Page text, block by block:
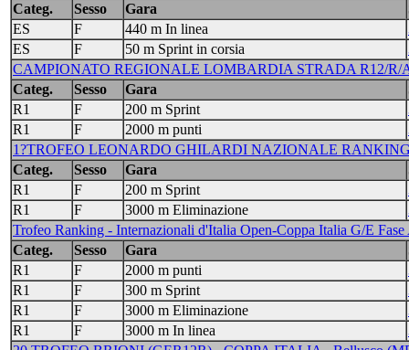
Categ.
Sesso Gara
ES
F 440 m In linea
ES
F 50 m Sprint in corsia
CAMPIONATO REGIONALE LOMBARDIA STRADA R12/R/
Categ.
Sesso Gara
R1
F 200 m Sprint
R1
F 2000 m punti
1?TROFEO LEONARDO GHILARDI NAZIONALE
Categ.
Sesso Gara
R1
F 200 m Sprint
R1
F 3000 m Eliminazione
Trofeo Ranking - Internazionali d'Italia Open-Coppa Italia G/E
Categ.
Sesso Gara
R1
F 2000 m punti
R1
F 300 m Sprint
R1
F 3000 m Eliminazione
R1
F 3000 m In linea